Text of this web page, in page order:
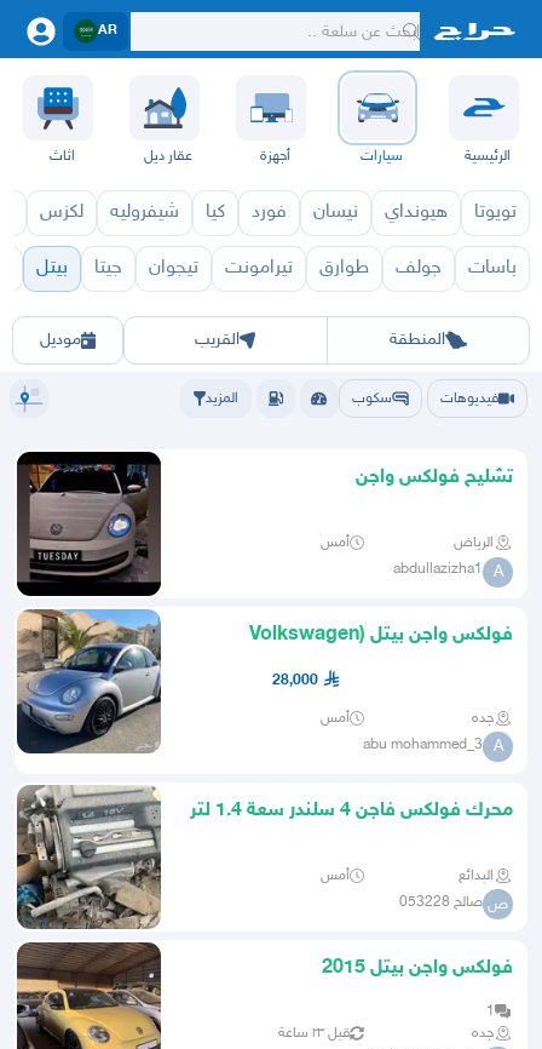
AR
الرئيسية سيارات أجهزة عقار ديل اثاث
تويوتا هيونداي نيسان فورد كيا شيفروليه لكزس
باسات جولف طوارق تيرامونت تيجوان جيتا بيتل
المنطقة
الرياض الشرقيه المدينة الطايف القصيمحائل أبها الباحة
القريب موديل
بيتل 2027
فيديوهات سكوب المزيد
تشليح فولكس واجن
الرياض أمس
A
abdullazizha1
فولكس واجن بيتل (Volkswagen
28,000
جده أمس
A
abu mohammed_3
محرك فولكس فاجن 4 سلندر سعة 1.4 لتر
البدائع أمس
ص صالح 053228
فولكس واجن بيتل 2015
1
جده
قبل ٢٣ ساعة